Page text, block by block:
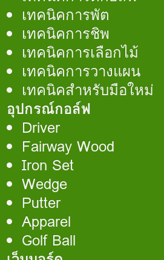
เทคนิคการพัต
เทคนิคการชิพ
เทคนิคการเลือกไม้
เทคนิคการวางแผน
เทคนิคสำหรับมือใหม่
อุปกรณ์กอล์ฟ
Driver
Fairway Wood
Iron Set
Wedge
Putter
Apparel
Golf Ball